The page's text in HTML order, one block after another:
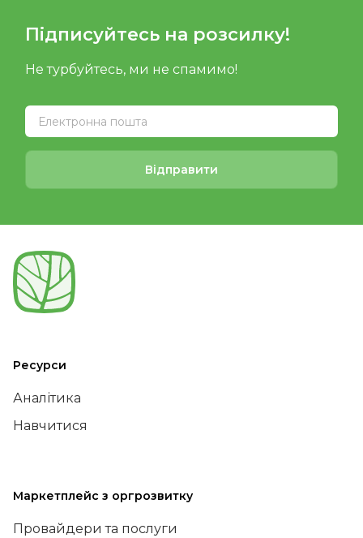
Підписуйтесь на розсилку!
Не турбуйтесь, ми не спамимо!
Відправити
Ресурси
Аналітика
Навчитися
Маркетплейс з оргрозвитку
Провайдери та послуги